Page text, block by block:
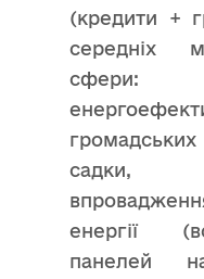
(кредити +
середніх
садки,
енергії
панелей